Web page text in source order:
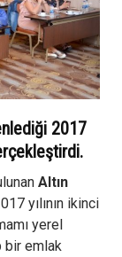
2017
Altın
yılının ikinci
yerel
bir emlak